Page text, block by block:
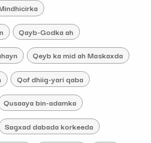
Qayb-Godka ah
Qeyb ka mid ah Maskaxda
Qof dhiig-yari qaba
Qusaaya bin-adamka
Sagxad dabada korkeeda